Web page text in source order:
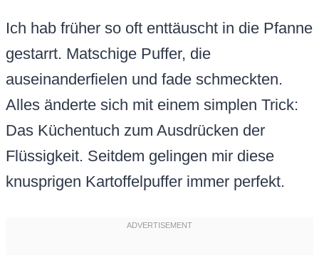
Ich hab früher so oft enttäuscht in die Pfanne
gestarrt. Matschige Puffer, die
auseinanderfielen und fade schmeckten.
Alles änderte sich mit einem simplen Trick:
Das Küchentuch zum Ausdrücken der
Flüssigkeit. Seitdem gelingen mir diese
knusprigen Kartoffelpuffer immer perfekt.